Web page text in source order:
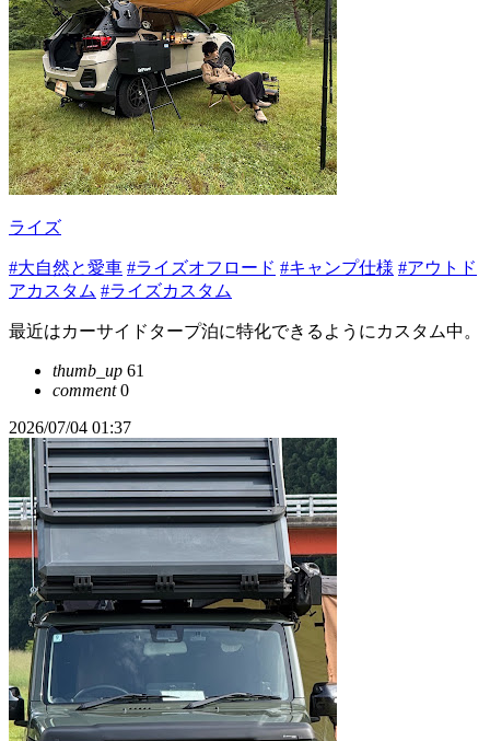
ライズ
#大自然と愛車 #ライズオフロード #キャンプ仕様 #アウトド
アカスタム #ライズカスタム
最近はカーサイドタープ泊に特化できるようにカスタム中。
thumb_up 61
comment0
2026/07/04 01:37